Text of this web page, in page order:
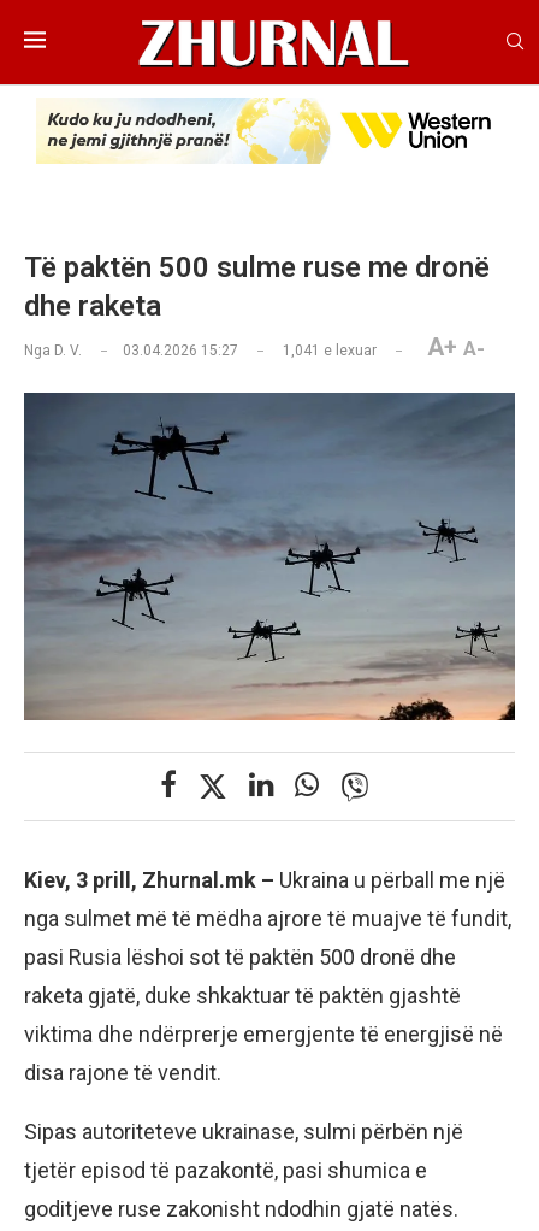
Të paktën 500 sulme ruse me dronë
dhe raketa
Nga D. V. 03.04.2026 15:27 1,041 e lexuar A+ A-
Kiev, 3 prill, Zhurnal.mk – Ukraina u përball me një
nga sulmet më të mëdha ajrore të muajve të fundit,
pasi Rusia lëshoi sot të paktën 500 dronë dhe
raketa gjatë, duke shkaktuar të paktën gjashtë
viktima dhe ndërprerje emergjente të energjisë në
disa rajone të vendit.
Sipas autoriteteve ukrainase, sulmi përbën një
tjetër episod të pazakontë, pasi shumica e
goditjeve ruse zakonisht ndodhin gjatë natës.